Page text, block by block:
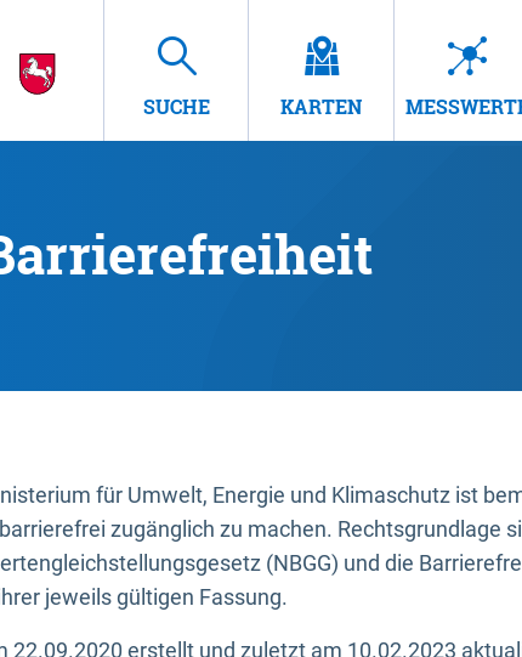
SUCHE KARTEN
für Umwelt, Energie und Klimaschutz ist
barrierefrei zugänglich zu machen. Rechtsgrundlage
(NBGG) und die
jeweils gültigen Fassung.
22.09.2020 erstellt und zuletzt am 10.02.2023